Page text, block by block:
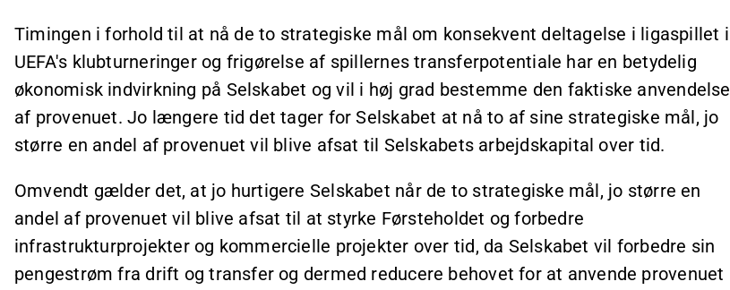
Timingen i forhold til at nå de to strategiske mål om konsekvent deltagelse i ligaspillet i
UEFA's klubturneringer og frigørelse af spillernes transferpotentiale har en betydelig
økonomisk indvirkning på Selskabet og vil i høj grad bestemme den faktiske anvendelse
af provenuet. Jo længere tid det tager for Selskabet at nå to af sine strategiske mål, jo
større en andel af provenuet vil blive afsat til Selskabets arbejdskapital over tid.
Omvendt gælder det, at jo hurtigere Selskabet når de to strategiske mål, jo større en
andel af provenuet vil blive afsat til at styrke Førsteholdet og forbedre
infrastrukturprojekter og kommercielle projekter over tid, da Selskabet vil forbedre sin
pengestrøm fra drift og transfer og dermed reducere behovet for at anvende provenuet